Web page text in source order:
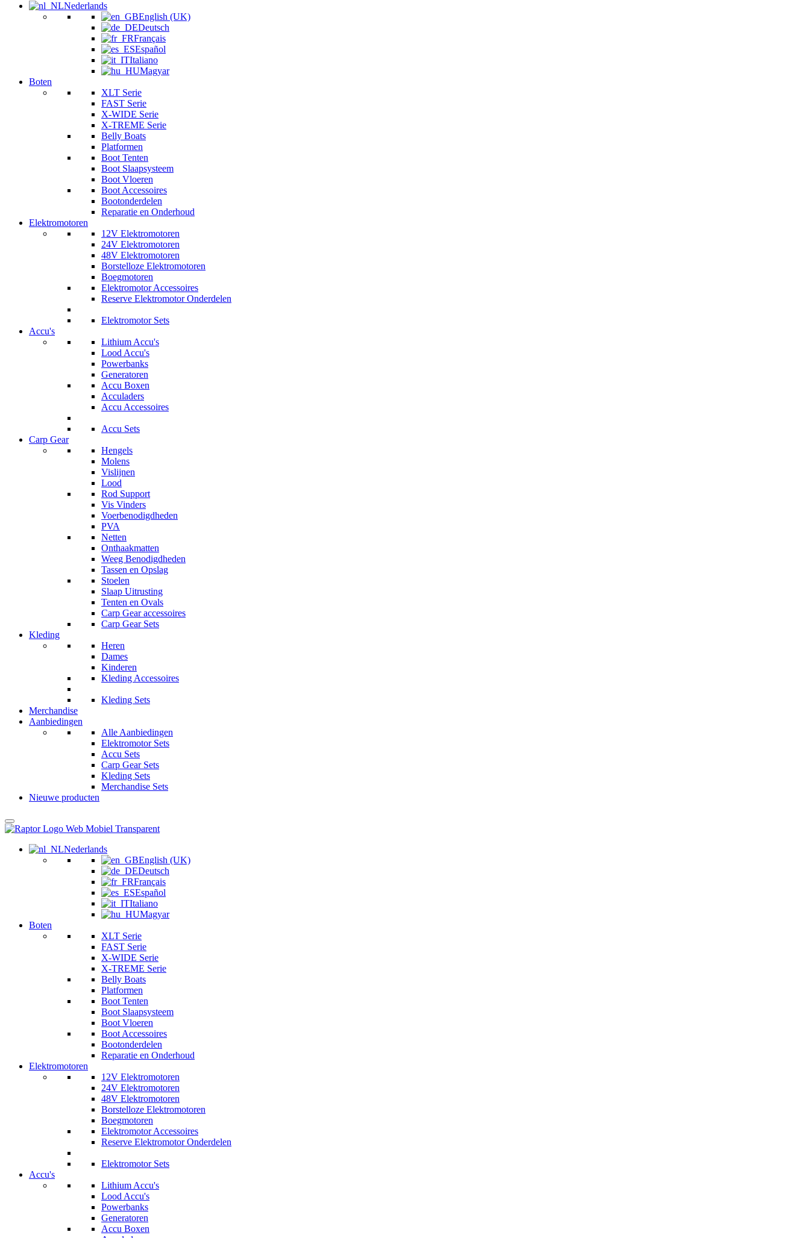
Nederlands
English (UK)
Deutsch
Français
Español
Italiano
Magyar
Boten
XLT Serie
FAST Serie
X-WIDE Serie
X-TREME Serie
Belly Boats
Platformen
Boot Tenten
Boot Slaapsysteem
Boot Vloeren
Boot Accessoires
Bootonderdelen
Reparatie en Onderhoud
Elektromotoren
12V Elektromotoren
24V Elektromotoren
48V Elektromotoren
Borstelloze Elektromotoren
Boegmotoren
Elektromotor Accessoires
Reserve Elektromotor Onderdelen
Elektromotor Sets
Accu's
Lithium Accu's
Lood Accu's
Powerbanks
Generatoren
Accu Boxen
Acculaders
Accu Accessoires
Accu Sets
Carp Gear
Hengels
Molens
Vislijnen
Lood
Rod Support
Vis Vinders
Voerbenodigdheden
PVA
Netten
Onthaakmatten
Weeg Benodigdheden
Tassen en Opslag
Stoelen
Slaap Uitrusting
Tenten en Ovals
Carp Gear accessoires
Carp Gear Sets
Kleding
Heren
Dames
Kinderen
Kleding Accessoires
Kleding Sets
Merchandise
Aanbiedingen
Alle Aanbiedingen
Elektromotor Sets
Accu Sets
Carp Gear Sets
Kleding Sets
Merchandise Sets
Nieuwe producten
Nederlands
English (UK)
Deutsch
Français
Español
Italiano
Magyar
Boten
XLT Serie
FAST Serie
X-WIDE Serie
X-TREME Serie
Belly Boats
Platformen
Boot Tenten
Boot Slaapsysteem
Boot Vloeren
Boot Accessoires
Bootonderdelen
Reparatie en Onderhoud
Elektromotoren
12V Elektromotoren
24V Elektromotoren
48V Elektromotoren
Borstelloze Elektromotoren
Boegmotoren
Elektromotor Accessoires
Reserve Elektromotor Onderdelen
Elektromotor Sets
Accu's
Lithium Accu's
Lood Accu's
Powerbanks
Generatoren
Accu Boxen